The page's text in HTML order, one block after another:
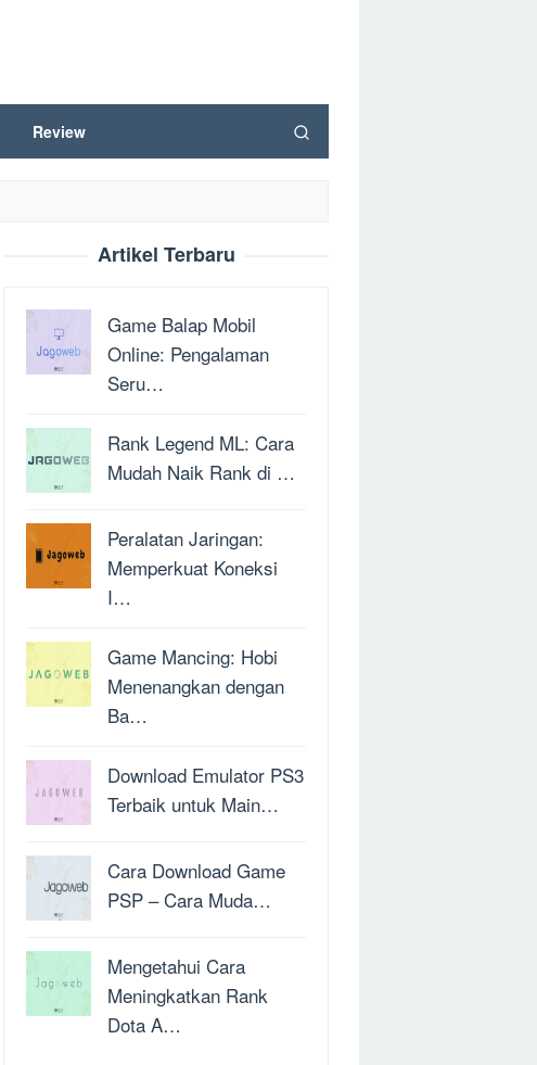
Review
Artikel Terbaru
Game Balap Mobil
Online: Pengalaman
Seru…
Rank Legend ML: Cara
Mudah Naik Rank di …
Peralatan Jaringan:
Memperkuat Koneksi
I…
Game Mancing: Hobi
Menenangkan dengan
Ba…
Download Emulator PS3
Terbaik untuk Main…
Cara Download Game
PSP – Cara Muda…
Mengetahui Cara
Meningkatkan Rank
Dota A…